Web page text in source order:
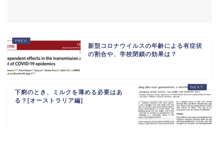
新型コロナウイルスの年齢による有症状
の割合や、学校閉鎖の効果は？
下痢のとき、ミルクを薄める必要はあ
る？[オーストラリア編]